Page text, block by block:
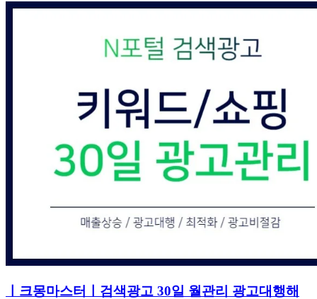
ㅣ크몽마스터ㅣ검색광고 30일 월관리 광고대행해